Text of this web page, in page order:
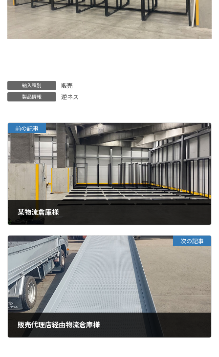
納入種別 販売
製品情報 逆ネス
前の記事
某物流倉庫様
次の記事
販売代理店経由物流倉庫様